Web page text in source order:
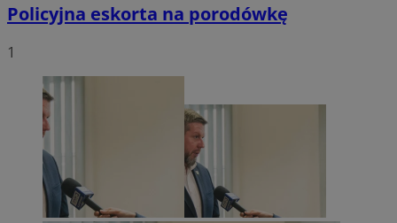
Policyjna eskorta na porodówkę
1